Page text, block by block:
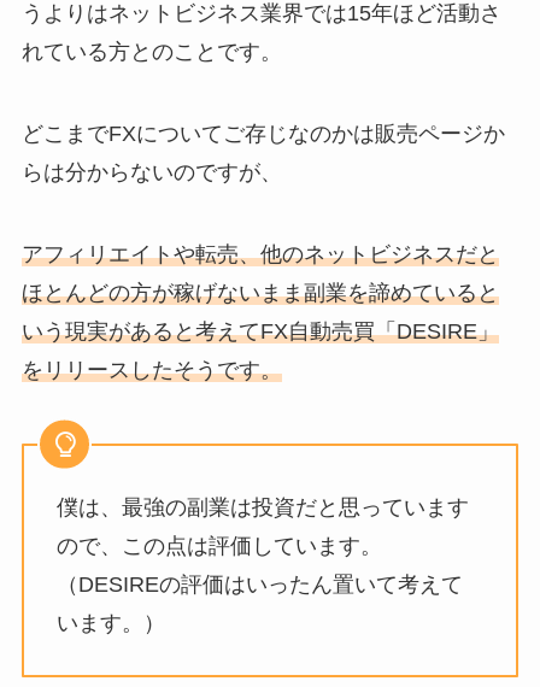
うよりはネットビジネス業界では15年ほど活動さ
れている方とのことです。
どこまでFXについてご存じなのかは販売ページか
らは分からないのですが、
アフィリエイトや転売、他のネットビジネスだと
ほとんどの方が稼げないまま副業を諦めていると
いう現実があると考えてFX自動売買「DESIRE」
をリリースしたそうです。
僕は、最強の副業は投資だと思っています
ので、この点は評価しています。
（DESIREの評価はいったん置いて考えて
います。）